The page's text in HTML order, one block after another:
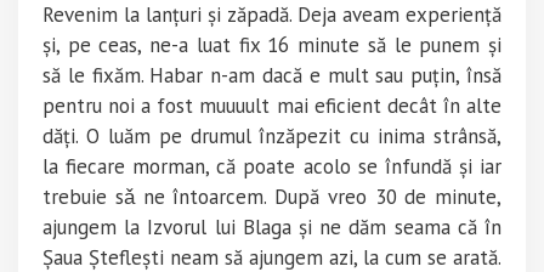
Revenim la lanțuri și zăpadă. Deja aveam experiență
și, pe ceas, ne-a luat fix 16 minute să le punem și
să le fixăm. Habar n-am dacă e mult sau puțin, însă
pentru noi a fost muuuult mai eficient decât în alte
dăți. O luăm pe drumul înzăpezit cu inima strânsă,
la fiecare morman, că poate acolo se înfundă și iar
trebuie sǎ ne întoarcem. După vreo 30 de minute,
ajungem la Izvorul lui Blaga și ne dăm seama că în
Șaua Șteflești neam să ajungem azi, la cum se arată.